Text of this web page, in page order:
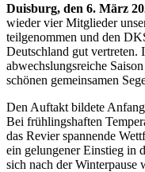
Duisburg, den 6. März
wieder vier Mitglieder
teilgenommen und den
Deutschland gut vertreten.
abwechslungsreiche
schönen gemeinsamen
Den Auftakt bildete
Bei frühlingshaften
das Revier spannende
ein gelungener Einstieg in
sich nach der Winterpause